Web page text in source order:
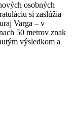
osobných
si zaslúžia
Varga – v
50 metrov znak
výsledkom a